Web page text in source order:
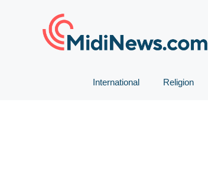
International Religion